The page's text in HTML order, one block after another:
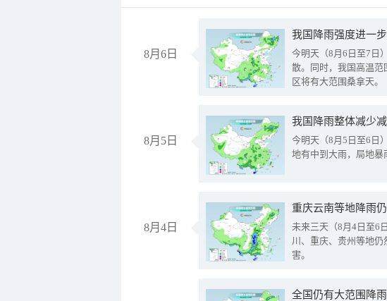
8月6日
今明天（8月6日至7日
散。同时，我国高温
区将有大范围桑拿天。
8月5日
我国降雨整体减少
今明天（8月5日至6日
地有中到大雨，局地暴
8月4日
重庆云南等地降雨
未来三天（8月4日至6
川、重庆、贵州等地
害。
全国仍有大范围降